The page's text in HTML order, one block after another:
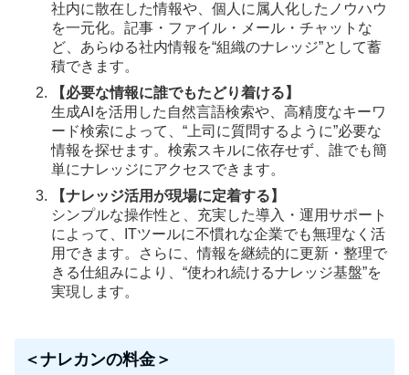
社内に散在した情報や、個人に属人化したノウハウ
を一元化。記事・ファイル・メール・チャットな
ど、あらゆる社内情報を“組織のナレッジ”として蓄
積できます。
【必要な情報に誰でもたどり着ける】
生成AIを活用した自然言語検索や、高精度なキーワ
ード検索によって、“上司に質問するように”必要な
情報を探せます。検索スキルに依存せず、誰でも簡
単にナレッジにアクセスできます。
【ナレッジ活用が現場に定着する】
シンプルな操作性と、充実した導入・運用サポート
によって、ITツールに不慣れな企業でも無理なく活
用できます。さらに、情報を継続的に更新・整理で
きる仕組みにより、“使われ続けるナレッジ基盤”を
実現します。
＜ナレカンの料金＞